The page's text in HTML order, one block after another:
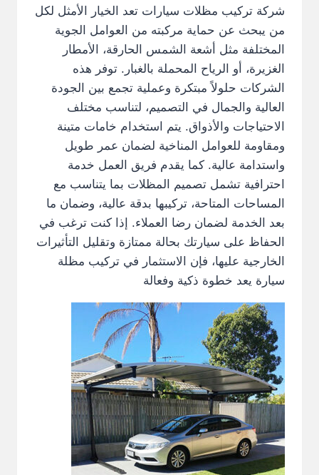
شركة تركيب مظلات سيارات تعد الخيار الأمثل لكل
من يبحث عن حماية مركبته من العوامل الجوية
المختلفة مثل أشعة الشمس الحارقة، الأمطار
الغزيرة، أو الرياح المحملة بالغبار. توفر هذه
الشركات حلولاً مبتكرة وعملية تجمع بين الجودة
العالية والجمال في التصميم، لتناسب مختلف
الاحتياجات والأذواق. يتم استخدام خامات متينة
ومقاومة للعوامل المناخية لضمان عمر طويل
واستدامة عالية. كما يقدم فريق العمل خدمة
احترافية تشمل تصميم المظلات بما يتناسب مع
المساحات المتاحة، تركيبها بدقة عالية، وضمان ما
بعد الخدمة لضمان رضا العملاء. إذا كنت ترغب في
الحفاظ على سيارتك بحالة ممتازة وتقليل التأثيرات
الخارجية عليها، فإن الاستثمار في تركيب مظلة
سيارة يعد خطوة ذكية وفعالة